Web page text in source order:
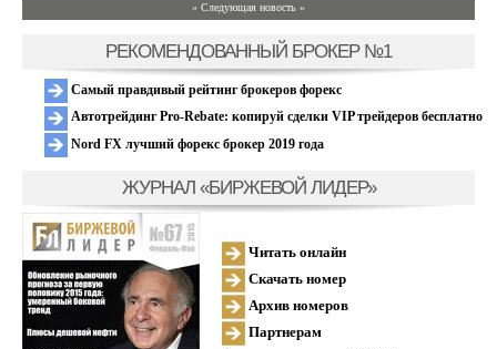
» Следующая новость »
РЕКОМЕНДОВАННЫЙ БРОКЕР №1
Самый правдивый рейтинг брокеров форекс
Автотрейдинг Pro-Rebate: копируй сделки VIP трейдеров бесплатно
Nord FX лучший форекс брокер 2019 года
ЖУРНАЛ «БИРЖЕВОЙ ЛИДЕР»
Читать онлайн
Скачать номер
Архив номеров
Партнерам